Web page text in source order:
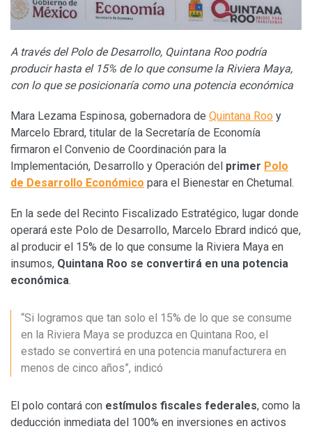
A través del Polo de Desarrollo, Quintana Roo podría
producir hasta el 15% de lo que consume la Riviera Maya,
con lo que se posicionaría como una potencia económica
Mara Lezama Espinosa, gobernadora de Quintana Roo y
Marcelo Ebrard, titular de la Secretaría de Economía
firmaron el Convenio de Coordinación para la
Implementación, Desarrollo y Operación del primer Polo
de Desarrollo Económico para el Bienestar en Chetumal.
En la sede del Recinto Fiscalizado Estratégico, lugar donde
operará este Polo de Desarrollo, Marcelo Ebrard indicó que,
al producir el 15% de lo que consume la Riviera Maya en
insumos, Quintana Roo se convertirá en una potencia
económica.
“Si logramos que tan solo el 15% de lo que se consume
en la Riviera Maya se produzca en Quintana Roo, el
estado se convertirá en una potencia manufacturera en
menos de cinco años”, indicó
El polo contará con estímulos fiscales federales, como la
deducción inmediata del 100% en inversiones en activos